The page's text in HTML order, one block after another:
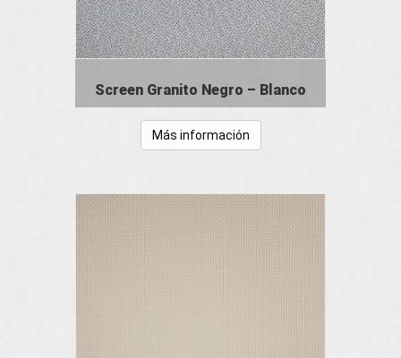
Screen Granito Negro – Blanco
Más información